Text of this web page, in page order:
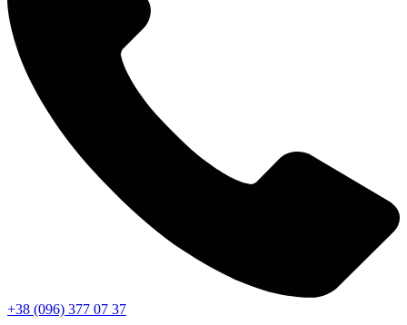
+38 (096) 377 07 37